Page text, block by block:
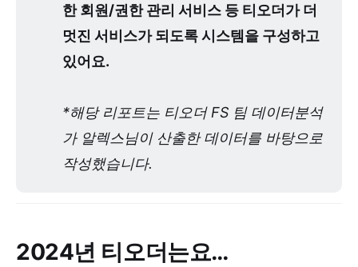
한 회원/권한 관리 서비스 등 티오더가 더
멋진 서비스가 되도록 시스템을 구성하고
있어요.
*해당 리포트는 티오더 FS 팀 데이터분석
가 알렉스님이 산출한 데이터를 바탕으로
작성했습니다.
2024년 티오더는요…